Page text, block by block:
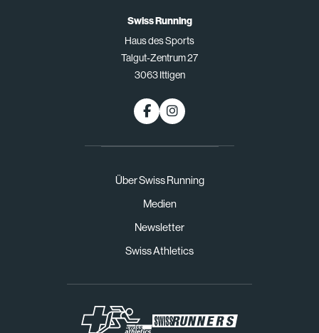
Über Swiss Running
Medien
Newsletter
Swiss Athletics
Swiss Running
Haus des Sports
Talgut-Zentrum 27
3063 Ittigen